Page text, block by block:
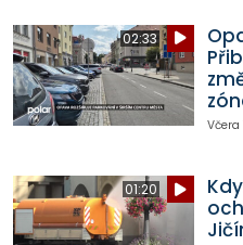
02:33
Včera
01:20